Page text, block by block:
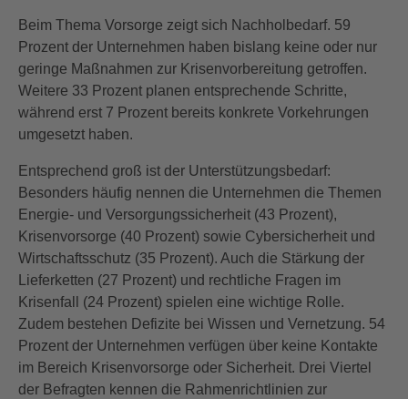
Beim Thema Vorsorge zeigt sich Nachholbedarf. 59
Prozent der Unternehmen haben bislang keine oder nur
geringe Maßnahmen zur Krisenvorbereitung getroffen.
Weitere 33 Prozent planen entsprechende Schritte,
während erst 7 Prozent bereits konkrete Vorkehrungen
umgesetzt haben.
Entsprechend groß ist der Unterstützungsbedarf:
Besonders häufig nennen die Unternehmen die Themen
Energie- und Versorgungssicherheit (43 Prozent),
Krisenvorsorge (40 Prozent) sowie Cybersicherheit und
Wirtschaftsschutz (35 Prozent). Auch die Stärkung der
Lieferketten (27 Prozent) und rechtliche Fragen im
Krisenfall (24 Prozent) spielen eine wichtige Rolle.
Zudem bestehen Defizite bei Wissen und Vernetzung. 54
Prozent der Unternehmen verfügen über keine Kontakte
im Bereich Krisenvorsorge oder Sicherheit. Drei Viertel
der Befragten kennen die Rahmenrichtlinien zur